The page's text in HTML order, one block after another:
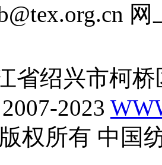
省绍兴市柯
2023
版权所有 中国